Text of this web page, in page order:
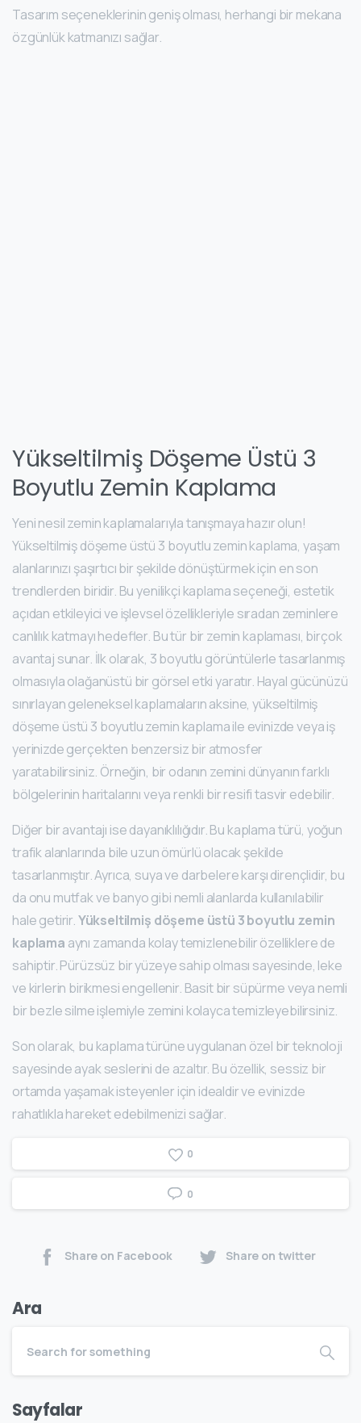
Tasarım seçeneklerinin geniş olması, herhangi bir mekana
özgünlük katmanızı sağlar.
Yükseltilmiş Döşeme Üstü 3
Boyutlu Zemin Kaplama
Yeni nesil zemin kaplamalarıyla tanışmaya hazır olun!
Yükseltilmiş döşeme üstü 3 boyutlu zemin kaplama, yaşam
alanlarınızı şaşırtıcı bir şekilde dönüştürmek için en son
trendlerden biridir. Bu yenilikçi kaplama seçeneği, estetik
açıdan etkileyici ve işlevsel özellikleriyle sıradan zeminlere
canlılık katmayı hedefler. Bu tür bir zemin kaplaması, birçok
avantaj sunar. İlk olarak, 3 boyutlu görüntülerle tasarlanmış
olmasıyla olağanüstü bir görsel etki yaratır. Hayal gücünüzü
sınırlayan geleneksel kaplamaların aksine, yükseltilmiş
döşeme üstü 3 boyutlu zemin kaplama ile evinizde veya iş
yerinizde gerçekten benzersiz bir atmosfer
yaratabilirsiniz. Örneğin, bir odanın zemini dünyanın farklı
bölgelerinin haritalarını veya renkli bir resifi tasvir edebilir.
Diğer bir avantajı ise dayanıklılığıdır. Bu kaplama türü, yoğun
trafik alanlarında bile uzun ömürlü olacak şekilde
tasarlanmıştır. Ayrıca, suya ve darbelere karşı dirençlidir, bu
da onu mutfak ve banyo gibi nemli alanlarda kullanılabilir
hale getirir.Yükseltilmiş döşeme üstü 3 boyutlu zemin
kaplama aynı zamanda kolay temizlenebilir özelliklere de
sahiptir. Pürüzsüz bir yüzeye sahip olması sayesinde, leke
ve kirlerin birikmesi engellenir. Basit bir süpürme veya nemli
bir bezle silme işlemiyle zemini kolayca temizleyebilirsiniz.
Son olarak, bu kaplama türüne uygulanan özel bir teknoloji
sayesinde ayak seslerini de azaltır. Bu özellik, sessiz bir
ortamda yaşamak isteyenler için idealdir ve evinizde
rahatlıkla hareket edebilmenizi sağlar.
0
0
Share on Facebook Share on twitter
Ara
Sayfalar